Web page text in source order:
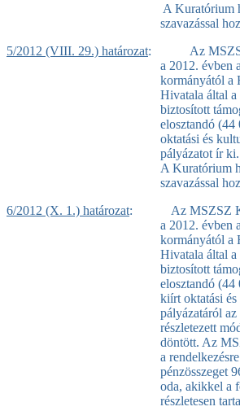
A Kuratórium
szavazással
5/2012 (VIII. 29.) határozat: Az MSZSZ
a 2012. évben
kormányától a
Hivatala által
biztosított
elosztandó (44
oktatási és
pályázatot ír
A Kuratórium
szavazással
6/2012 (X. 1.) határozat: Az MSZSZ KA
a 2012. évben
kormányától a
Hivatala által
biztosított
elosztandó (44
kiírt oktatási
pályázatáról
részletezett
döntött. Az
a
pénzösszeget
oda, akikkel a
részletesen